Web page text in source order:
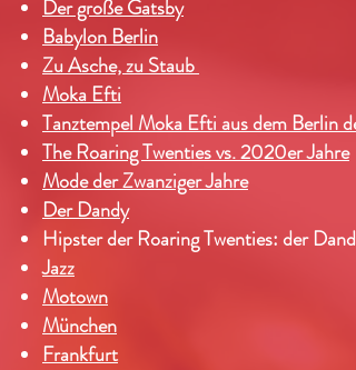
Der große Gatsby
Babylon Berlin
Zu Asche, zu Staub
Moka Efti
Tanztempel Moka Efti aus dem Berlin
The Roaring Twenties vs. 2020er Jahre
Mode der Zwanziger Jahre
Der Dandy
Hipster der Roaring Twenties: der
Jazz
Motown
München
Frankfurt